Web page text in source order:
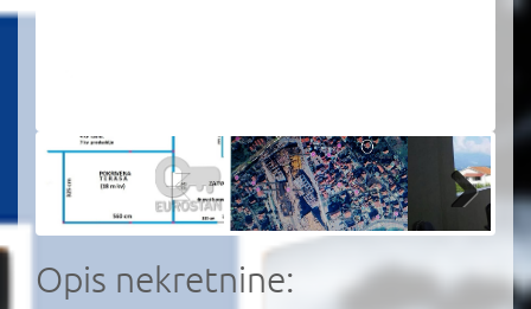
Next
Opis nekretnine: